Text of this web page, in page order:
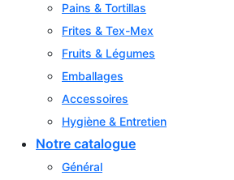
Pains & Tortillas
Frites & Tex-Mex
Fruits & Légumes
Emballages
Accessoires
Hygiène & Entretien
Notre catalogue
Général